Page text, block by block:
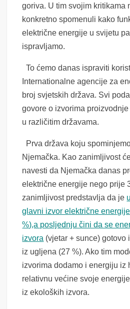
goriva. U tim svojim kritikama
konkretno spomenuli kako
električne energije u svijetu
ispravljamo.
To ćemo danas ispraviti
Internationalne agencije za
broj svjetskih država. Svi
govore o izvorima
u različitim državama.
Prva država koju
Njemačka. Kao zanimljivost
navesti da Njemačka danas
električne energije nego prije
zanimljivost predstavlja da je
glavni izvor električne
%),a posljednju čini da se
izvora (vjetar + sunce) gotovo
iz ugljena (27 %). Ako tim
izvorima dodamo i energiju iz
relativnu većine svoje
iz ekoloških izvora.